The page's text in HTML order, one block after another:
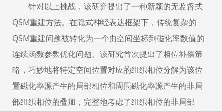
针对以上挑战，该研究提出了一种新颖的无监督式
QSM重建方法。在隐式神经表达框架下，传统复杂的
QSM重建问题被转化为一个由空间坐标到磁化率数值的
连续函数参数优化问题。该研究首次提出了相位补偿策
略，巧妙地将特定空间位置对应的组织相位分解为该位
置磁化率源产生的局部相位和周围磁化率源产生的非局
部组织相位的叠加，完整地考虑了组织相位的非局部